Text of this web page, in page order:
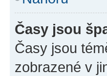
Časy jsou
Časy jsou
zobrazené v